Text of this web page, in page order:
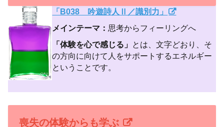
「B038 吟遊詩人Ⅱ／識別力」
メインテーマ： 思考からフィーリングへ
「体験を心で感じる」 とは、文字どおり、そ
の方向に向けて人をサポートするエネルギー
ということです。
喪失の体験からも学ぶ